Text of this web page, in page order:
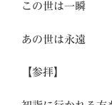
この世は一瞬
あの世は永遠
【参拝】